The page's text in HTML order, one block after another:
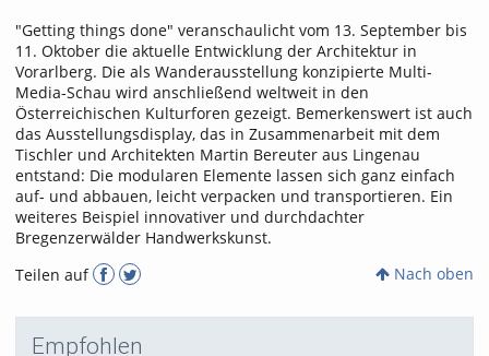
"Getting things done" veranschaulicht vom 13. September bis
11. Oktober die aktuelle Entwicklung der Architektur in
Vorarlberg. Die als Wanderausstellung konzipierte Multi-
Media-Schau wird anschließend weltweit in den
Österreichischen Kulturforen gezeigt. Bemerkenswert ist auch
das Ausstellungsdisplay, das in Zusammenarbeit mit dem
Tischler und Architekten Martin Bereuter aus Lingenau
entstand: Die modularen Elemente lassen sich ganz einfach
auf- und abbauen, leicht verpacken und transportieren. Ein
weiteres Beispiel innovativer und durchdachter
Bregenzerwälder Handwerkskunst.
Teilen auf
Nach oben
Empfohlen